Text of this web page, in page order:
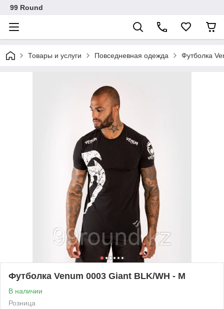
99 Round
Товары и услуги Повседневная одежда Футболка
Футболка Venum 0003 Giant BLK/WH - M
В наличии
Розница